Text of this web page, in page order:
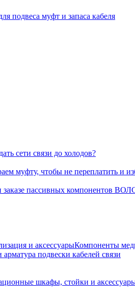
подвеса муфт и запаса кабеля
сети связи до холодов?
муфту, чтобы не переплатить и
пассивных компонентов
и аксессуарыКомпоненты
подвески кабелей связи
шкафы, стойки и